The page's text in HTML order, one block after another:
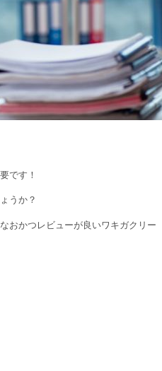
です！
うか？
おかつレビューが良いワキガクリー